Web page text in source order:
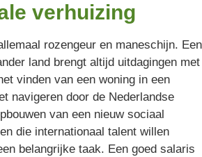
verhuizing
rozengeur en maneschijn. Een
land brengt altijd uitdagingen met
vinden van een woning in een
navigeren door de Nederlandse
van een nieuw sociaal
die internationaal talent willen
belangrijke taak. Een goed salaris